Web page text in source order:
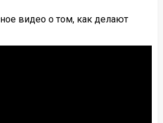
видео о том, как делают